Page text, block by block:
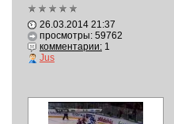
26.03.2014 21:37
просмотры: 59762
комментарии:1
Jus